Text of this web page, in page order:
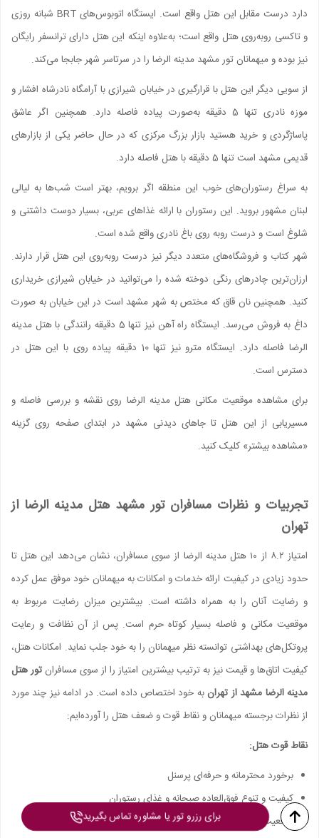
دارد درست مقابل این هتل واقع است. ایستگاه اتوبوس‌های BRT شبانه روزی
و تاکسی روبه‌روی هتل واقع است؛ به‌علاوه اینکه این هتل دارای ترانسفر رایگان
نیز بوده و میهمانان تور مشهد مدینه الرضا را در سرتاسر شهر جابجا می‌کند.
از سویی دیگر این هتل با قرارگیری در خیابان شیرازی با آرامگاه نادرشاه افشار و
موزه نادری تنها 5 دقیقه به‌صورت پیاده فاصله دارد. همچنین اگر عاشق
پاساژگردی و خرید هستید بازار بزرگ مرکزی که در حال حاضر یکی از بازارهای
قدیمی مشهد است تنها 5 دقیقه با هتل فاصله دارد.
به سراغ رستوران‌های خوب این منطقه اگر برویم، بهتر است شب‌ها به لیالی
لبنان مشهور بروید. این رستوران با ارائه غذاهای عربی، بسیار دوست داشتنی و
شلوغ است و درست روبه روی باغ نادری واقع شده است.
شهر کتاب و فروشگاه‌های متعدد دیگر نیز درست روبه‌روی این هتل قرار دارند.
ارزان‌ترین چادرهای رنگی دوخته شده را می‌توانید در خیابان شیرازی خریداری
کنید. همچنین نان قاق که مختص به شهر مشهد است در این خیابان به صورت
داغ به فروش می‌رسد. ایستگاه راه آهن نیز تنها 5 دقیقه رانندگی با هتل مدینه
الرضا فاصله دارد. ایستگاه مترو نیز تنها 10 دقیقه پیاده روی با این هتل در
دسترس است.
برای مشاهده موقعیت مکانی هتل مدینه الرضا روی نقشه و بررسی فاصله و
مسیریابی از این هتل تا جاهای دیدنی مشهد در ابتدای صفحه روی گزینه
«مشاهده بیشتر» کلیک کنید.
تجربیات و نظرات مسافران تور مشهد هتل مدینه الرضا از
تهران
امتیاز ۸.۲ از ۱۰ هتل مدینه الرضا از سوی مسافران، نشان می‌دهد این هتل تا
حدود زیادی در کیفیت ارائه خدمات و امکانات به میهمانان خود موفق عمل کرده
و رضایت آنان را به همراه داشته است. بیشترین میزان رضایت مربوط به
موقعیت مکانی و فاصله بسیار کوتاه حرم است. پس از آن نظافت و رعایت
پروتکل‌های بهداشتی توانسته نظر میهمانان را به خود جلب نماید. امکانات هتل،
کیفیت اتاق‌ها و قیمت نیز به ترتیب بیشترین امتیاز را از سوی مسافرانتور هتل
مدینه الرضا مشهد از تهران به خود اختصاص داده است. در ادامه نیز چند مورد
از نظرات برجسته میهمانان و نقاط قوت و ضعف هتل را آورده‌ایم:
نقاط قوت هتل:
برخورد محترمانه و حرفه‌ای پرسنل
کیفیت و تنوع فوق‌العاده صبحانه و غذای رستوران
موقعیت مکانی عالی و نزدیک به حرمبرای رزرو تور یا مشاوره تماس بگیرید